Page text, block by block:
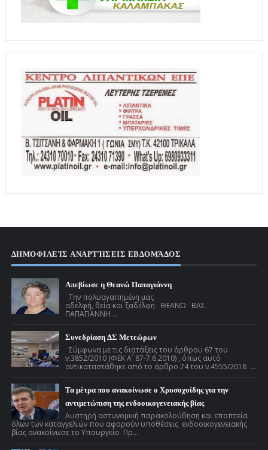
ΔΗΜΟΦΙΛΕΊΣ ΑΝΑΡΤΉΣΕΙΣ ΕΒΔΟΜΆΔΟΣ
Απεβίωσε η Θεανώ Παπαγιάννη
Την πολυαγαπημένη μας
αδελφή, θεία και ξαδέλφη ΘΕΑΝΩ ΒΑΣ.
ΠΑΠΑΓΙΑΝΝΗ ...
Συνεδρίαση ΔΣ Μετεώρων
Σύμφωνα με τις διατάξεις του άρθρου 67 του
ν.3852/2010 (ΦΕΚ Α ́ 87-7.6.2010) , όπως αυτό
αντικαταστάθηκε από το άρθρο 74 του ν.4555/2018 ...
Τα μέτρα που ανακοίνωσε ο Χρυσοχοΐδης για την
αντιμετώπιση της ενδοοικογενειακής βίας
Αυστηρή αστυνομική παρακολούθηση και εποπτεία
όλων των καταγγελιών που αφορούν υποθέσεις ενδοοικογενειακής
βίας ανακοίνωσε το Υπουργείο Πρ...